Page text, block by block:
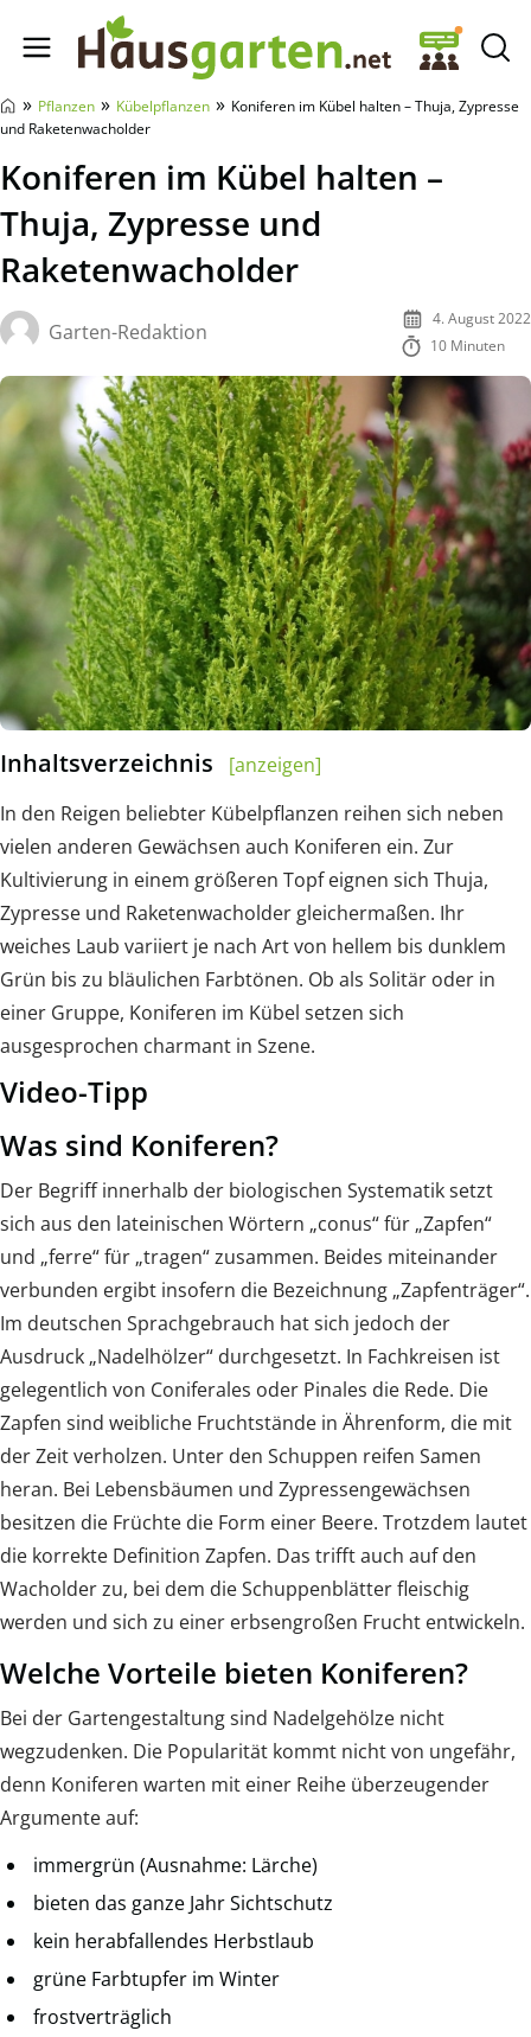
Hausgarten.net
» Pflanzen » Kübelpflanzen » Koniferen im Kübel halten – Thuja, Zypresse
und Raketenwacholder
Koniferen im Kübel halten –
Thuja, Zypresse und
Raketenwacholder
Garten-Redaktion
4. August 2022
10 Minuten
Inhaltsverzeichnis
[anzeigen]
In den Reigen beliebter Kübelpflanzen reihen sich neben
vielen anderen Gewächsen auch Koniferen ein. Zur
Kultivierung in einem größeren Topf eignen sich Thuja,
Zypresse und Raketenwacholder gleichermaßen. Ihr
weiches Laub variiert je nach Art von hellem bis dunklem
Grün bis zu bläulichen Farbtönen. Ob als Solitär oder in
einer Gruppe, Koniferen im Kübel setzen sich
ausgesprochen charmant in Szene.
Video-Tipp
Was sind Koniferen?
Der Begriff innerhalb der biologischen Systematik setzt
sich aus den lateinischen Wörtern „conus“ für „Zapfen“
und „ferre“ für „tragen“ zusammen. Beides miteinander
verbunden ergibt insofern die Bezeichnung „Zapfenträger“.
Im deutschen Sprachgebrauch hat sich jedoch der
Ausdruck „Nadelhölzer“ durchgesetzt. In Fachkreisen ist
gelegentlich von Coniferales oder Pinales die Rede. Die
Zapfen sind weibliche Fruchtstände in Ährenform, die mit
der Zeit verholzen. Unter den Schuppen reifen Samen
heran. Bei Lebensbäumen und Zypressengewächsen
besitzen die Früchte die Form einer Beere. Trotzdem lautet
die korrekte Definition Zapfen. Das trifft auch auf den
Wacholder zu, bei dem die Schuppenblätter fleischig
werden und sich zu einer erbsengroßen Frucht entwickeln.
Welche Vorteile bieten Koniferen?
Bei der Gartengestaltung sind Nadelgehölze nicht
wegzudenken. Die Popularität kommt nicht von ungefähr,
denn Koniferen warten mit einer Reihe überzeugender
Argumente auf:
immergrün (Ausnahme: Lärche)
bieten das ganze Jahr Sichtschutz
kein herabfallendes Herbstlaub
grüne Farbtupfer im Winter
frostverträglich